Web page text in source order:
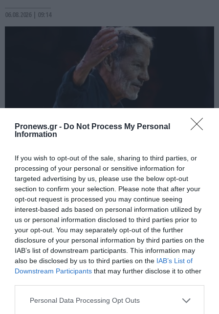
Pronews.gr - Do Not Process My Personal
Information
If you wish to opt-out of the sale, sharing to third parties, or
processing of your personal or sensitive information for
targeted advertising by us, please use the below opt-out
section to confirm your selection. Please note that after your
opt-out request is processed you may continue seeing
interest-based ads based on personal information utilized by
us or personal information disclosed to third parties prior to
your opt-out. You may separately opt-out of the further
disclosure of your personal information by third parties on the
IAB’s list of downstream participants. This information may
also be disclosed by us to third parties on the IAB’s List of
Downstream Participants that may further disclose it to other
Please note that this website/app uses one or more Google
Personal Data Processing Opt Outs
06.08.2026 | 09:14
Σ.Ξαρχάκος σε Κ.Μητσοτάκη:
«Προστατέψτε τα παιδιά από τον τζόγο»
(βίντεο)
06.08.2026 | 09:13